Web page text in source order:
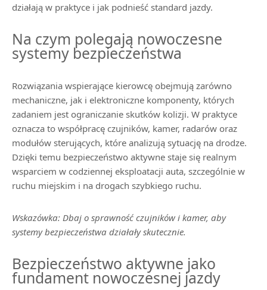
działają w praktyce i jak podnieść standard jazdy.
Na czym polegają nowoczesne
systemy bezpieczeństwa
Rozwiązania wspierające kierowcę obejmują zarówno
mechaniczne, jak i elektroniczne komponenty, których
zadaniem jest ograniczanie skutków kolizji. W praktyce
oznacza to współpracę czujników, kamer, radarów oraz
modułów sterujących, które analizują sytuację na drodze.
Dzięki temu bezpieczeństwo aktywne staje się realnym
wsparciem w codziennej eksploatacji auta, szczególnie w
ruchu miejskim i na drogach szybkiego ruchu.
Wskazówka: Dbaj o sprawność czujników i kamer, aby
systemy bezpieczeństwa działały skutecznie.
Bezpieczeństwo aktywne jako
fundament nowoczesnej jazdy